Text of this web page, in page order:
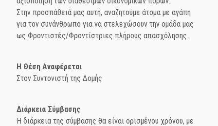
Στην προσπάθειά μας αυτή, αναζητούμε άτομα με αγάπη
για τον συνάνθρωπο για να στελεχώσουν την ομάδα μας
ως Φροντιστές/Φροντίστριες πλήρους απασχόλησης.
Η Θέση Αναφέρεται
Στον Συντονιστή της Δομής
Διάρκεια Σύμβασης
Η διάρκεια της σύμβασης θα είναι ορισμένου χρόνου, με